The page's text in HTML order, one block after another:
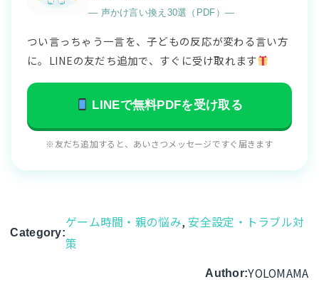
― 声かけ言い換え30選（PDF）―
つい言っちゃう一言を、子どもの反応が変わる言い方
に。LINEの友だち追加で、すぐに受け取れます
LINEで無料PDFを受け取る
※友だち追加すると、あいさつメッセージですぐ届きます
Category:
ゲーム時間・親の悩み, 安全設定・トラブル対
策
Author:YOLOMAMA